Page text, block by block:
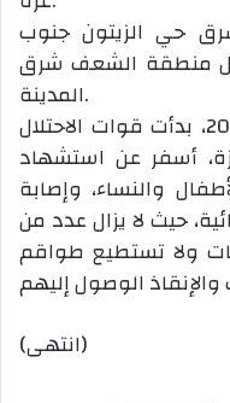
حي الزيتون جنوب
منطقة الشعف شرق
المدينة.
ومنذ السابع من تشرين الأول 2023، بدأت قوات الاحتلال
أسفر عن استشهاد
والنساء، وإصابة
حيث لا يزال عدد من
ولا تستطيع طواقم
(انتهى)